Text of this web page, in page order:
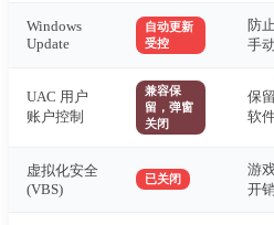
Windows
Update
自动更新
受控
防
手
UAC 用户
账户控制
兼容保
留，弹窗
关闭
保
软
虚拟化安全
(VBS)
已关闭
游
开销